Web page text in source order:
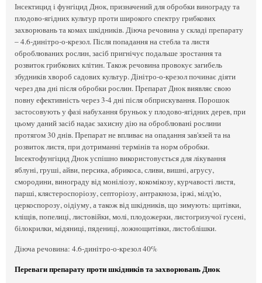
Інсектицид і фунгіцид Днок, призначений для обробки винограду та
плодово-ягідних культур проти широкого спектру грибкових
захворювань та комах шкідників. Діюча речовина у складі препарату
– 4.6-динітро-о-крезол. Після попадання на стебла та листя
оброблюваних рослин, засіб пригнічує подальше зростання та
розвиток грибкових клітин. Також речовина провокує загибель
збудників хвороб садових культур. Дінітро-о-крезол починає діяти
через два дні після обробки рослин. Препарат Днок виявляє свою
повну ефективність через 3-4 дні після обприскування. Порошок
застосовують у фазі набухання бруньок у плодово-ягідних дерев, при
цьому даний засіб надає захисну дію на оброблювані рослини
протягом 30 днів. Препарат не впливає на опадання зав'язей та на
розвиток листя, при дотриманні термінів та норм обробки.
Інсектофунгіцид Днок успішно використовується для лікування
яблуні, груші, айви, персика, абрикоса, сливи, вишні, агрусу,
смородини, винограду від моніліозу, кокомікозу, курчавості листя,
парші, клястероспоріозу, септоріозу, антракноза, іржі, мілд'ю,
церкоспорозу, оідіуму, а також від шкідників, що зимують: щитівки,
кліщів, попелиці, листовійки, молі, плодожерки, листогризучої гусені,
білокрилки, мідяниці, пядениці, ложнощитівки, листоблішки.
Діюча речовина: 4.6-динітро-о-крезол 40%
Переваги препарату проти шкідників та захворювань Днок